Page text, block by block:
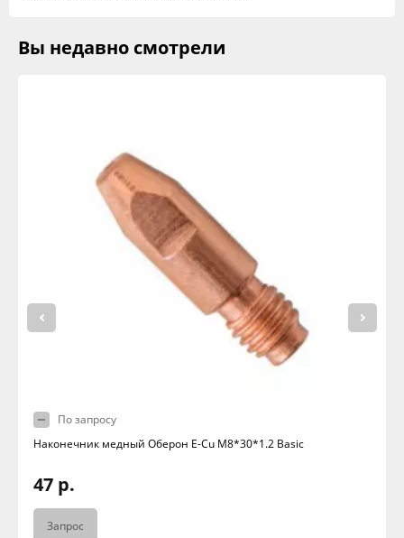
Вы недавно смотрели
По запросу
Наконечник медный Оберон E-Cu M8*30*1.2 Basic
47 р.
Запрос